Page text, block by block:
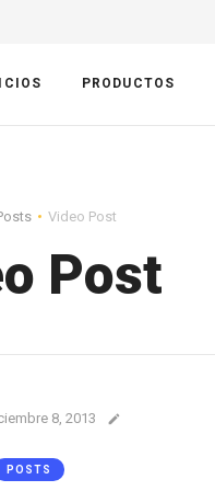
PRODUCTOS
Video Post
Post
8, 2013
POSTS